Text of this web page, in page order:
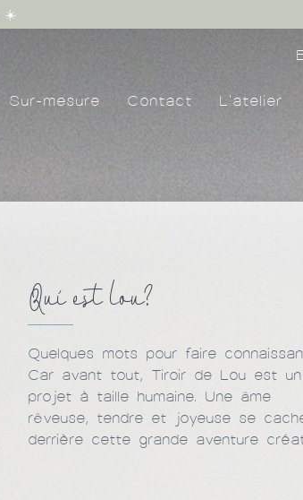
☀️
Sur-mesure Contact L'atelier
Qui est lou?
Quelques mots pour faire
Car avant tout, Tiroir de Lou est un
projet à taille humaine. Une âme
rêveuse, tendre et joyeuse se
derrière cette grande aventure